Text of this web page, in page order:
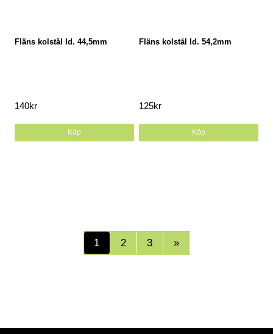
Fläns kolstål Id. 44,5mm
140kr
Köp
Fläns kolstål Id. 54,2mm
125kr
Köp
1 2 3 »